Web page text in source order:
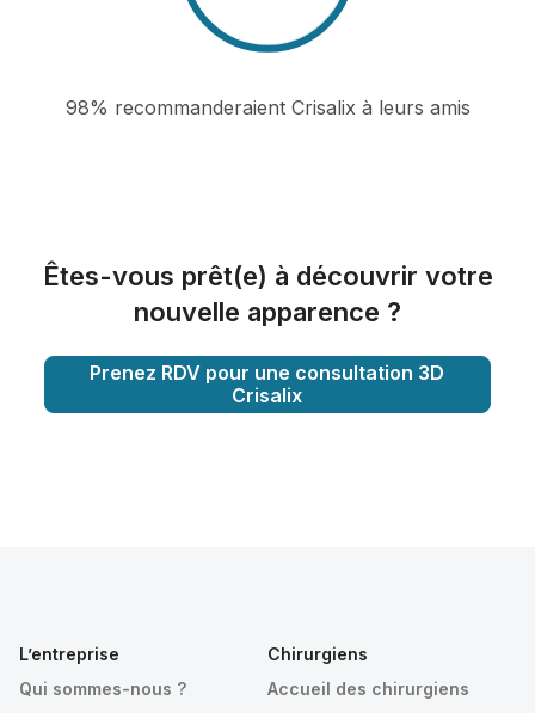
98% recommanderaient Crisalix à leurs amis
Êtes-vous prêt(e) à découvrir votre
nouvelle apparence ?
Prenez RDV pour une consultation 3D
Crisalix
L’entreprise
Qui sommes-nous ?
Chirurgiens
Accueil des chirurgiens